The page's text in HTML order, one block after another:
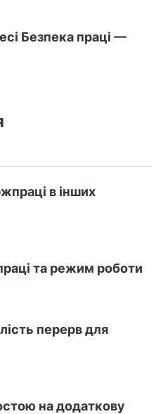
Безпека праці —
в інших
та режим роботи
перерв для
на додаткову